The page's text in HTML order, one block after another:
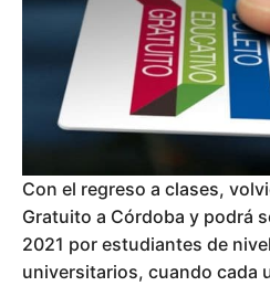
Con el regreso a clases,
Gratuito a Córdoba y podrá
2021 por estudiantes de
universitarios, cuando cada